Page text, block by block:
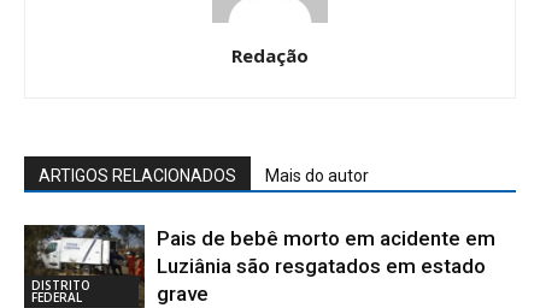
Redação
ARTIGOS RELACIONADOS Mais do autor
DISTRITO
FEDERAL
Pais de bebê morto em acidente em
Luziânia são resgatados em estado
grave